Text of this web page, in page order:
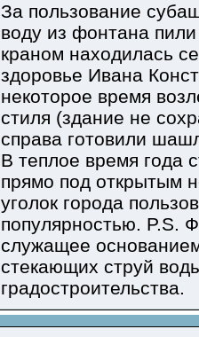
За пользование
воду из фонтана
краном находилась
здоровье Ивана
некоторое время
стиля (здание не
справа готовили
В теплое время года
прямо под открытым
уголок города
популярностью. P.S.
служащее
стекающих струй
градостроительства.